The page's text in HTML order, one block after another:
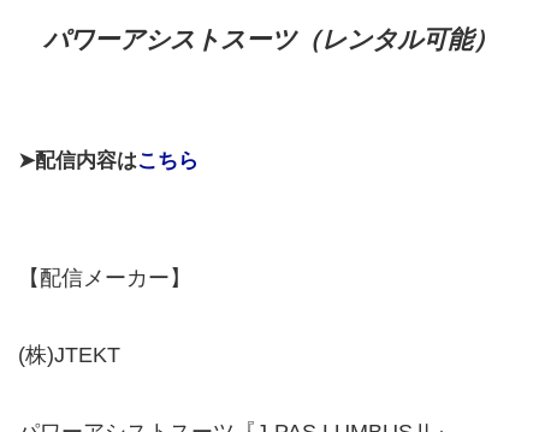
パワーアシストスーツ（レンタル可能）
➤配信内容はこちら
【配信メーカー】
(株)JTEKT